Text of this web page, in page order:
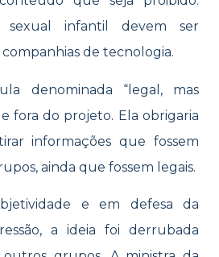
sexual infantil devem ser
de tecnologia.
denominada “legal, mas
fora do projeto. Ela obrigaria
informações que fossem
ainda que fossem legais.
e em defesa da
a ideia foi derrubada